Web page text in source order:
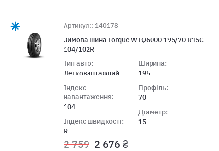
Артикул:: 140178
Зимова шина Torque WTQ6000 195/70 R15C
104/102R
Тип авто:
Легковантажний
Індекс
навантаження:
104
Індекс швидкості:
R
Ширина:
195
Профіль:
70
Діаметр:
15
2 759 2 676 ₴